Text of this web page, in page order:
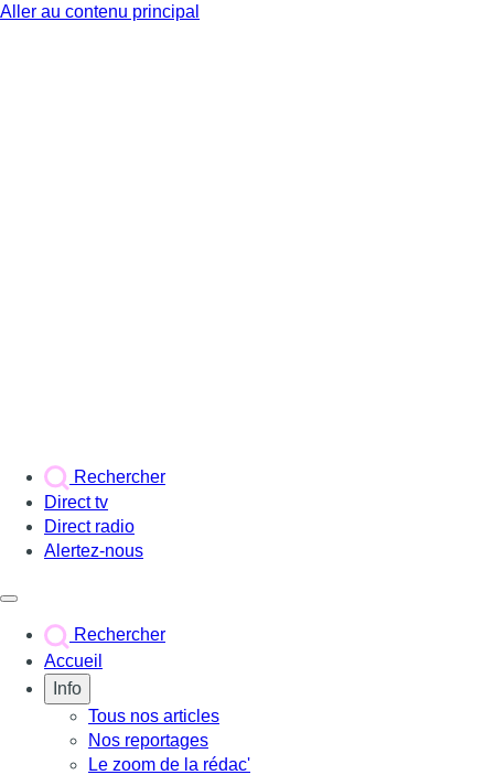
Aller au contenu principal
Rechercher
Direct tv
Direct radio
Alertez-nous
Rechercher
Accueil
Info
Tous nos articles
Nos reportages
Le zoom de la rédac'